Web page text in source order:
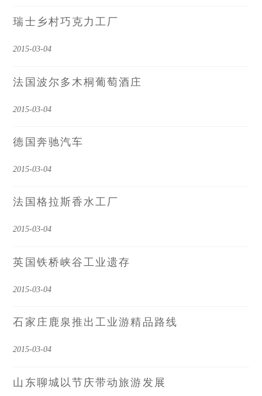
瑞士乡村巧克力工厂
2015-03-04
法国波尔多木桐葡萄酒庄
2015-03-04
德国奔驰汽车
2015-03-04
法国格拉斯香水工厂
2015-03-04
英国铁桥峡谷工业遗存
2015-03-04
石家庄鹿泉推出工业游精品路线
2015-03-04
山东聊城以节庆带动旅游发展